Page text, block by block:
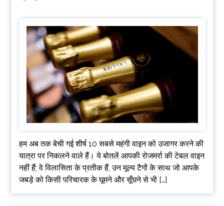
हम अब तक बेची गई शीर्ष 10 सबसे महंगी वाइन को उजागर करने की
यात्रा पर निकलने वाले हैं। ये बोतलें आपकी रोजमर्रा की टेबल वाइन
नहीं हैं; वे विलासिता के प्रतीक हैं, उन मूल्य टैगों के साथ जो आपके
जबड़े को किसी परिचारक के घूमने और सूँघने से भी […]